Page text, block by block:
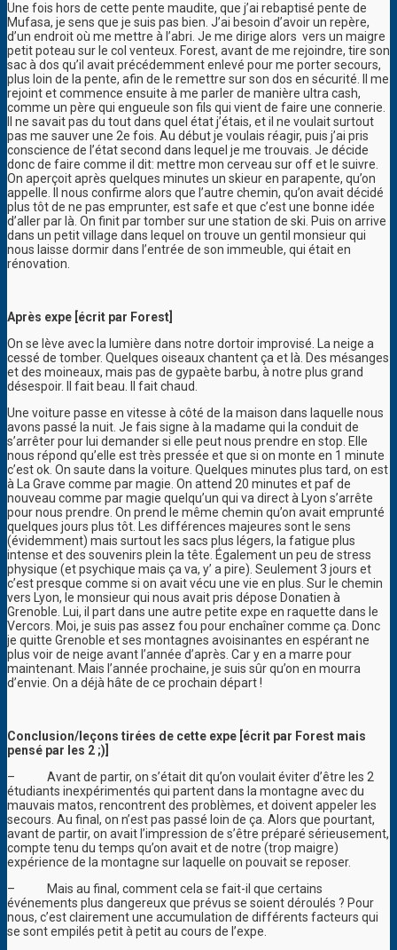
Une fois hors de cette pente maudite, que j’ai rebaptisé pente de
Mufasa, je sens que je suis pas bien. J’ai besoin d’avoir un repère,
d’un endroit où me mettre à l’abri. Je me dirige alors vers un maigre
petit poteau sur le col venteux. Forest, avant de me rejoindre, tire son
sac à dos qu’il avait précédemment enlevé pour me porter secours,
plus loin de la pente, afin de le remettre sur son dos en sécurité. Il me
rejoint et commence ensuite à me parler de manière ultra cash,
comme un père qui engueule son fils qui vient de faire une connerie.
Il ne savait pas du tout dans quel état j’étais, et il ne voulait surtout
pas me sauver une 2e fois. Au début je voulais réagir, puis j’ai pris
conscience de l’état second dans lequel je me trouvais. Je décide
donc de faire comme il dit: mettre mon cerveau sur off et le suivre.
On aperçoit après quelques minutes un skieur en parapente, qu’on
appelle. Il nous confirme alors que l’autre chemin, qu’on avait décidé
plus tôt de ne pas emprunter, est safe et que c’est une bonne idée
d’aller par là. On finit par tomber sur une station de ski. Puis on arrive
dans un petit village dans lequel on trouve un gentil monsieur qui
nous laisse dormir dans l’entrée de son immeuble, qui était en
rénovation.
Après expe [écrit par Forest]
On se lève avec la lumière dans notre dortoir improvisé.
La neige a
cessé de tomber. Quelques oiseaux chantent ça et là. Des mésanges
et des moineaux, mais pas de gypaète barbu, à notre plus grand
désespoir. Il fait beau. Il fait chaud.
Une voiture passe en vitesse à côté de la maison dans laquelle nous
avons passé la nuit. Je fais signe à la madame qui la conduit de
s’arrêter pour lui demander si elle peut nous prendre en stop. Elle
nous répond qu’elle est très pressée et que si on monte en 1 minute
c’est ok. On saute dans la voiture. Quelques minutes plus tard, on est
à La Grave comme par magie. On attend 20 minutes et paf de
nouveau comme par magie quelqu’un qui va direct à Lyon s’arrête
pour nous prendre. On prend le même chemin qu’on avait emprunté
quelques jours plus tôt. Les différences majeures sont le sens
(évidemment) mais surtout les sacs plus légers, la fatigue plus
intense et des souvenirs plein la tête. Également un peu de stress
physique (et psychique mais ça va, y’ a pire). Seulement 3 jours et
c’est presque comme si on avait vécu une vie en plus. Sur le chemin
vers Lyon, le monsieur qui nous avait pris dépose Donatien à
Grenoble. Lui, il part dans une autre petite expe en raquette dans le
Vercors. Moi, je suis pas assez fou pour enchaîner comme ça. Donc
je quitte Grenoble et ses montagnes avoisinantes en espérant ne
plus voir de neige avant l’année d’après. Car y en a marre pour
maintenant. Mais l’année prochaine, je suis sûr qu’on en mourra
d’envie. On a déjà hâte de ce prochain départ !
Conclusion/leçons tirées de cette expe [écrit par Forest mais
pensé par les 2 ;)]
–
Avant de partir, on s’était dit qu’on voulait éviter d’être les 2
étudiants inexpérimentés qui partent dans la montagne avec du
mauvais matos, rencontrent des problèmes, et doivent appeler les
secours. Au final, on n’est pas passé loin de ça. Alors que pourtant,
avant de partir, on avait l’impression de s’être préparé sérieusement,
compte tenu du temps qu’on avait et de notre (trop maigre)
expérience de la montagne sur laquelle on pouvait se reposer.
–
Mais au final, comment cela se fait-il que certains
événements plus dangereux que prévus se soient déroulés ? Pour
nous, c’est clairement une accumulation de différents facteurs qui
se sont empilés petit à petit au cours de l’expe.